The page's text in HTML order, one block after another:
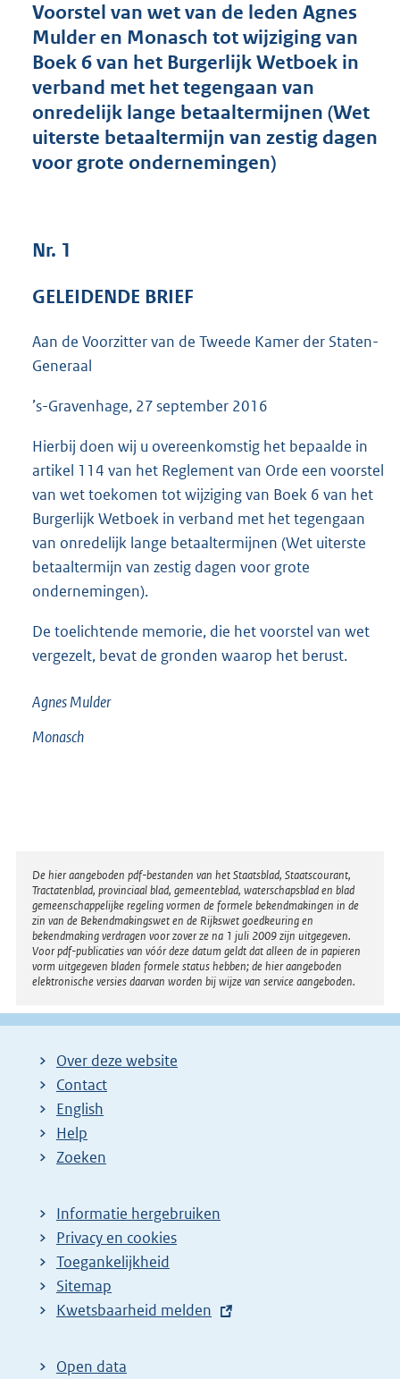
s
g
r
o
t
t
:
Voorstel van wet van de leden Agnes
Mulder en Monasch tot wijziging van
Boek 6 van het Burgerlijk Wetboek in
verband met het tegengaan van
onredelijk lange betaaltermijnen (Wet
uiterste betaaltermijn van zestig dagen
voor grote ondernemingen)
Nr. 1
GELEIDENDE BRIEF
Aan de Voorzitter van de Tweede Kamer der Staten-
Generaal
’s-Gravenhage, 27 september 2016
Hierbij doen wij u overeenkomstig het bepaalde in
artikel 114 van het Reglement van Orde een voorstel
van wet toekomen tot wijziging van Boek 6 van het
Burgerlijk Wetboek in verband met het tegengaan
van onredelijk lange betaaltermijnen (Wet uiterste
betaaltermijn van zestig dagen voor grote
ondernemingen).
De toelichtende memorie, die het voorstel van wet
vergezelt, bevat de gronden waarop het berust.
Agnes Mulder
Monasch
Disclaimer
De hier aangeboden pdf-bestanden van het Staatsblad, Staatscourant,
Tractatenblad, provinciaal blad, gemeenteblad, waterschapsblad en blad
gemeenschappelijke regeling vormen de formele bekendmakingen in de
zin van de Bekendmakingswet en de Rijkswet goedkeuring en
bekendmaking verdragen voor zover ze na 1 juli 2009 zijn uitgegeven.
Voor pdf-publicaties van vóór deze datum geldt dat alleen de in papieren
vorm uitgegeven bladen formele status hebben; de hier aangeboden
elektronische versies daarvan worden bij wijze van service aangeboden.
Over deze website
Contact
English
Help
Zoeken
Informatie hergebruiken
Privacy en cookies
Toegankelijkheid
Sitemap
E
t
Kwetsbaarheid melden
Open data